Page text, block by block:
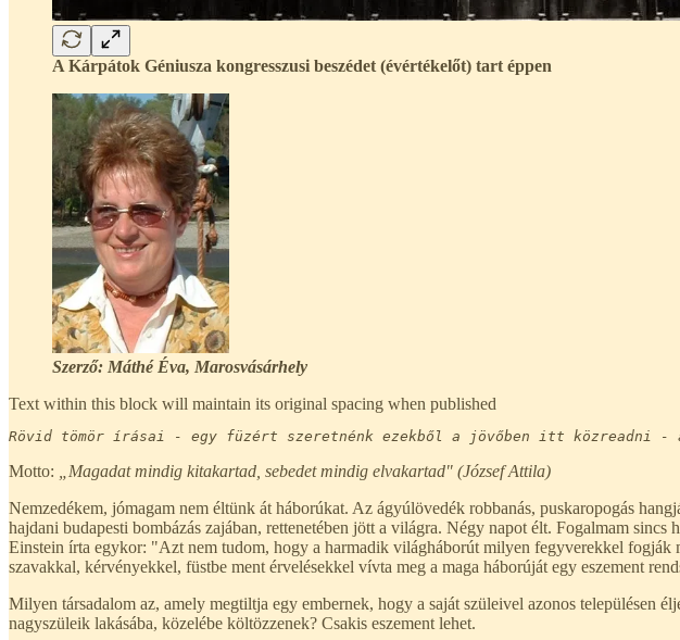
A Kárpátok Géniusza kongresszusi beszédet (évértékelőt) tart éppen
Szerző: Máthé Éva, Marosvásárhely
Text within this block will maintain its original spacing when published
Rövid tömör írásai - egy füzért szeretnénk ezekből a jövőben itt közreadni -
Motto:
„Magadat mindig kitakartad, sebedet mindig elvakartad" (József Attila)
Nemzedékem, jómagam nem éltünk át háborúkat. Az ágyúlövedék robbanás, puskaropogás
hajdani budapesti bombázás zajában, rettenetében jött a világra. Négy napot élt. Fogalmam
Einstein írta egykor: "Azt nem tudom, hogy a harmadik világháborút milyen fegyverekkel
szavakkal, kérvényekkel, füstbe ment érvelésekkel vívta meg a maga háborúját egy eszement
Milyen társadalom az, amely megtiltja egy embernek, hogy a saját szüleivel azonos településen
nagyszüleik lakásába, közelébe költözzenek? Csakis eszement lehet.